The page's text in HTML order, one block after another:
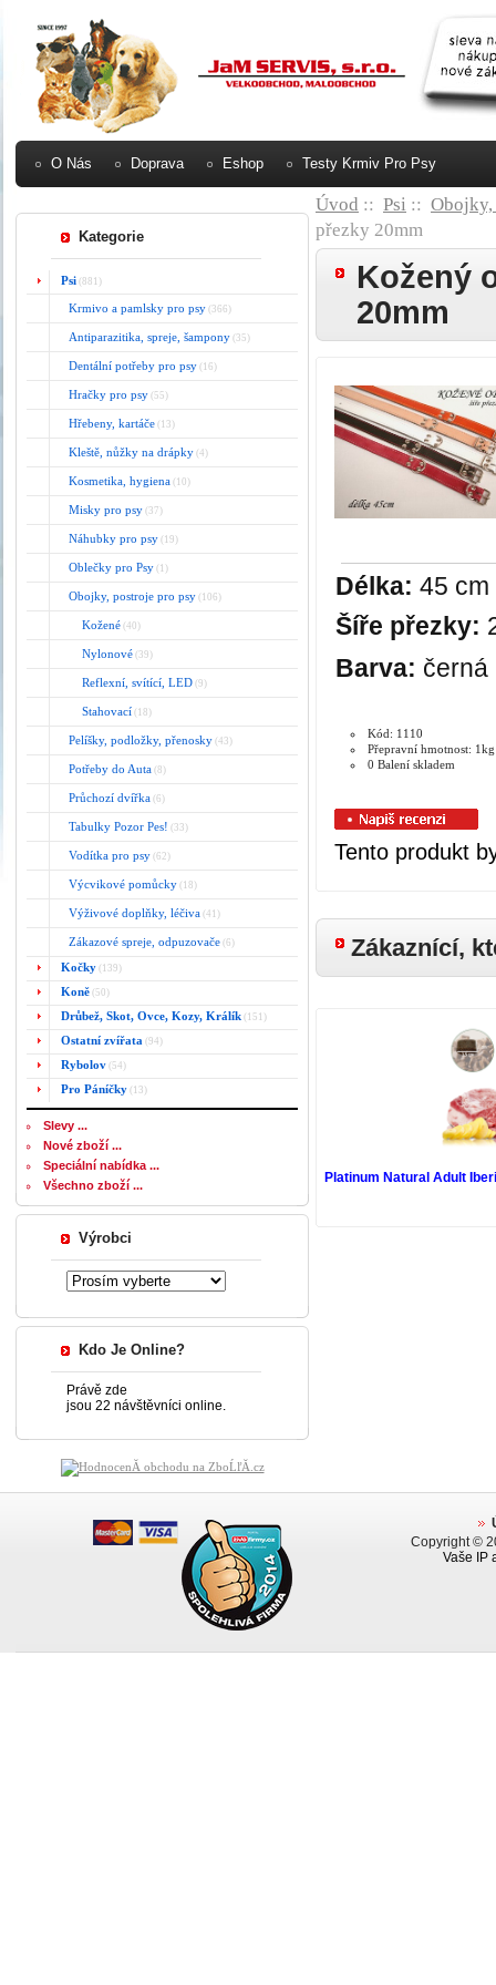
O Nás Doprava Eshop Testy Krmiv Pro Psy
Kategorie
Psi (881)
Krmivo a pamlsky pro psy (366)
Antiparazitika, spreje, šampony (35)
Dentální potřeby pro psy (16)
Hračky pro psy (55)
Hřebeny, kartáče (13)
Kleště, nůžky na drápky (4)
Kosmetika, hygiena (10)
Misky pro psy (37)
Náhubky pro psy (19)
Oblečky pro Psy (1)
Obojky, postroje pro psy (106)
Kožené (40)
Nylonové (39)
Reflexní, svítící, LED (9)
Stahovací (18)
Pelíšky, podložky, přenosky (43)
Potřeby do Auta (8)
Průchozí dvířka (6)
Tabulky Pozor Pes! (33)
Vodítka pro psy (62)
Výcvikové pomůcky (18)
Výživové doplňky, léčiva (41)
Zákazové spreje, odpuzovače (6)
Kočky (139)
Koně (50)
Drůbež, Skot, Ovce, Kozy, Králík (151)
Ostatní zvířata (94)
Rybolov (54)
Pro Páníčky (13)
Slevy ...
Nové zboží ...
Speciální nabídka ...
Všechno zboží ...
Výrobci
Kdo Je Online?
Právě zde
jsou 22 návštěvníci online.
Úvod :: Psi ::
přezky 20mm
Kožený
20mm
Délka: 45 cm
Šíře přezky:
Barva: černá
Kód: 1110
Přepravní hmotnost: 1kg
0 Balení skladem
Tento produkt
Zákaznící,
Platinum Natural Adult
Copyright ©
Vaše IP